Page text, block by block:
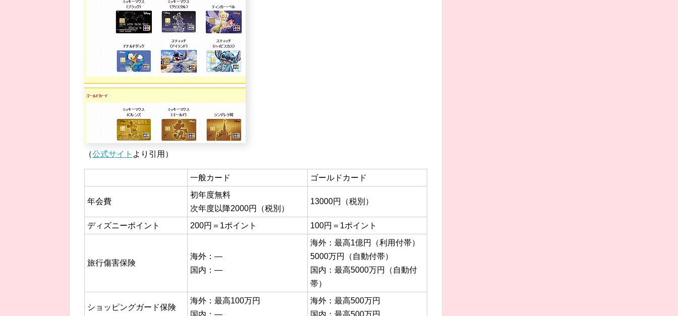
（公式サイト より引用）
一般カード ゴールドカード
年会費
初年度無料
次年度以降2000円（税別）
13000円（税別）
ディズニーポイント 200円＝1ポイント 100円＝1ポイント
旅行傷害保険
海外：―
国内：―
海外：最高1億円（利用付帯）
5000万円（自動付帯）
国内：最高5000万円（自動付
帯）
ショッピングガード保険
海外：最高100万円
海外：最高500万円